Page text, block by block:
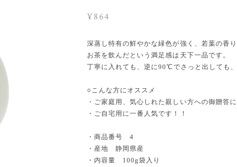
¥864
深蒸し特有の鮮やかな緑色が強く、若葉の香
お茶を飲んだという満足感は天下一品です。
丁寧に入れても、逆に90℃でさっと出しても
○こんな方にオススメ
・ご家庭用、気心しれた親しい方への御贈答に
・ご自宅用に一番人気です！！
・商品番号 4
・産地 静岡県産
・内容量 100g袋入り